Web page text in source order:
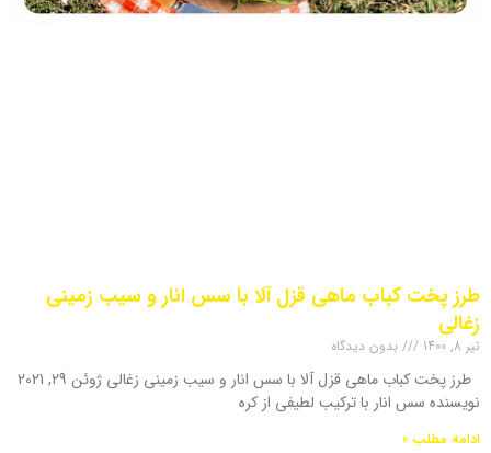
طرز پخت کباب ماهی قزل آلا با سس انار و سیب زمینی
زغالی
تیر 8, 1400 بدون دیدگاه
طرز پخت کباب ماهی قزل آلا با سس انار و سیب زمینی زغالی ژوئن 29, 2021
نویسنده سس انار با ترکیب لطیفی از کره
ادامه مطلب »